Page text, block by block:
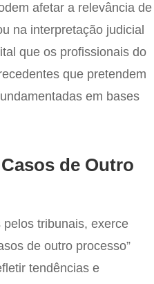
afetar a relevância de
na interpretação judicial
que os profissionais do
que pretendem
em bases
de Outro
tribunais, exerce
de outro processo”
tendências e